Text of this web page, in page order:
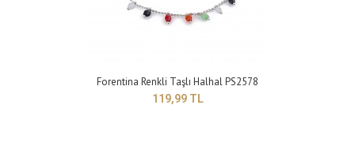
299,99 TL
Forentina Renkli Taşlı Halhal PS2578
119,99 TL